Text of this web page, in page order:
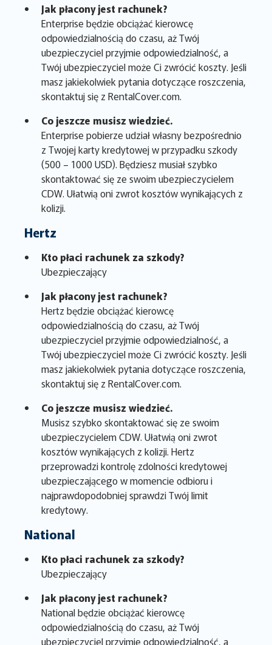
Jak płacony jest rachunek?
Enterprise będzie obciążać kierowcę
odpowiedzialnością do czasu, aż Twój
ubezpieczyciel przyjmie odpowiedzialność, a
Twój ubezpieczyciel może Ci zwrócić koszty. Jeśli
masz jakiekolwiek pytania dotyczące roszczenia,
skontaktuj się z RentalCover.com.
Co jeszcze musisz wiedzieć.
Enterprise pobierze udział własny bezpośrednio
z Twojej karty kredytowej w przypadku szkody
(500 – 1000 USD). Będziesz musiał szybko
skontaktować się ze swoim ubezpieczycielem
CDW. Ułatwią oni zwrot kosztów wynikających z
kolizji.
Hertz
Kto płaci rachunek za szkody?
Ubezpieczający
Jak płacony jest rachunek?
Hertz będzie obciążać kierowcę
odpowiedzialnością do czasu, aż Twój
ubezpieczyciel przyjmie odpowiedzialność, a
Twój ubezpieczyciel może Ci zwrócić koszty. Jeśli
masz jakiekolwiek pytania dotyczące roszczenia,
skontaktuj się z RentalCover.com.
Co jeszcze musisz wiedzieć.
Musisz szybko skontaktować się ze swoim
ubezpieczycielem CDW. Ułatwią oni zwrot
kosztów wynikających z kolizji. Hertz
przeprowadzi kontrolę zdolności kredytowej
ubezpieczającego w momencie odbioru i
najprawdopodobniej sprawdzi Twój limit
kredytowy.
National
Kto płaci rachunek za szkody?
Ubezpieczający
Jak płacony jest rachunek?
National będzie obciążać kierowcę
odpowiedzialnością do czasu, aż Twój
ubezpieczyciel przyjmie odpowiedzialność, a